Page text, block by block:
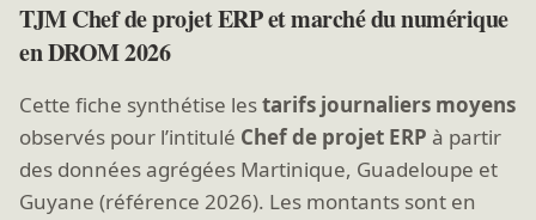
TJM Chef de projet ERP et marché du numérique
en DROM 2026
Cette fiche synthétise lestarifs journaliers moyens
observés pour l’intitulé Chef de projet ERP à partir
des données agrégées Martinique, Guadeloupe et
Guyane (référence 2026). Les montants sont en